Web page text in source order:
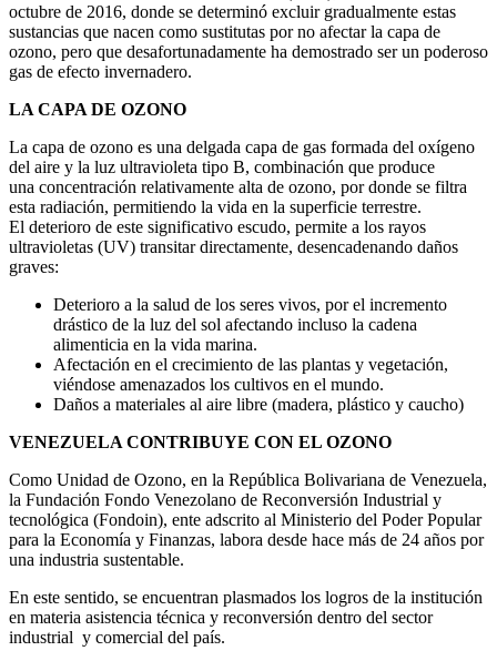
octubre de 2016, donde se determinó excluir gradualmente estas
sustancias que nacen como sustitutas por no afectar la capa de
ozono, pero que desafortunadamente ha demostrado ser un poderoso
gas de efecto invernadero.
LA CAPA DE OZONO
La capa de ozono es una delgada capa de gas formada del oxígeno
del aire y la luz ultravioleta tipo B, combinación que produce
una concentración relativamente alta de ozono, por donde se filtra
esta radiación, permitiendo la vida en la superficie terrestre.
El deterioro de este significativo escudo, permite a los rayos
ultravioletas (UV) transitar directamente, desencadenando daños
graves:
Deterioro a la salud de los seres vivos, por el incremento
drástico de la luz del sol afectando incluso la cadena
alimenticia en la vida marina.
Afectación en el crecimiento de las plantas y vegetación,
viéndose amenazados los cultivos en el mundo.
Daños a materiales al aire libre (madera, plástico y caucho)
VENEZUELA CONTRIBUYE CON EL OZONO
Como Unidad de Ozono, en la República Bolivariana de Venezuela,
la Fundación Fondo Venezolano de Reconversión Industrial y
tecnológica (Fondoin), ente adscrito al Ministerio del Poder Popular
para la Economía y Finanzas, labora desde hace más de 24 años por
una industria sustentable.
En este sentido, se encuentran plasmados los logros de la institución
en materia asistencia técnica y reconversión dentro del sector
industrial y comercial del país.